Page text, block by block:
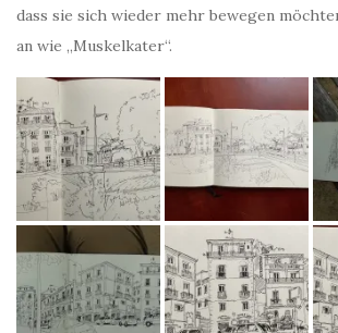
dass sie sich wieder mehr bewegen
an wie „Muskelkater“.